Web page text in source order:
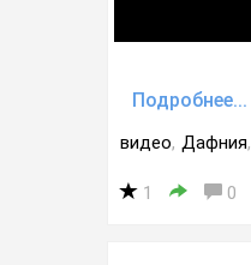
Подробнее...
видео, Дафния,
1 0